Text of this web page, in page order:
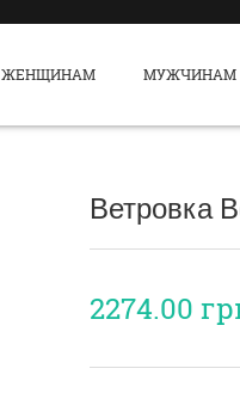
ЖЕНЩИНАМ МУЖЧИНАМ
Ветровка
2274.00